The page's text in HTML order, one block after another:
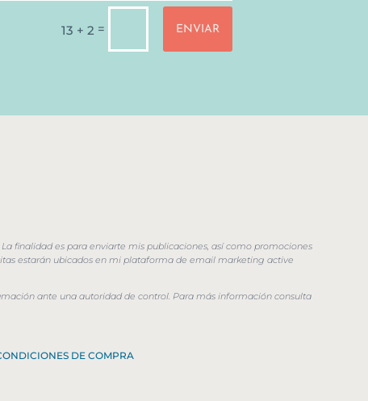
13 + 2 = ENVIAR
finalidad es para enviarte mis publicaciones, así como promociones
estarán ubicados en mi plataforma de email marketing active
ante una autoridad de control. Para más información consulta
DE COMPRA